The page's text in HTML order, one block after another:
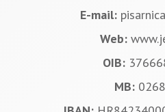
E-mail:
Web:
OIB:
MB: